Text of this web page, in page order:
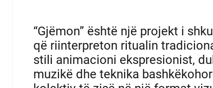
“Gjëmon” është një projekt i
që riinterpreton ritualin
stili animacioni ekspresionist,
muzikë dhe teknika